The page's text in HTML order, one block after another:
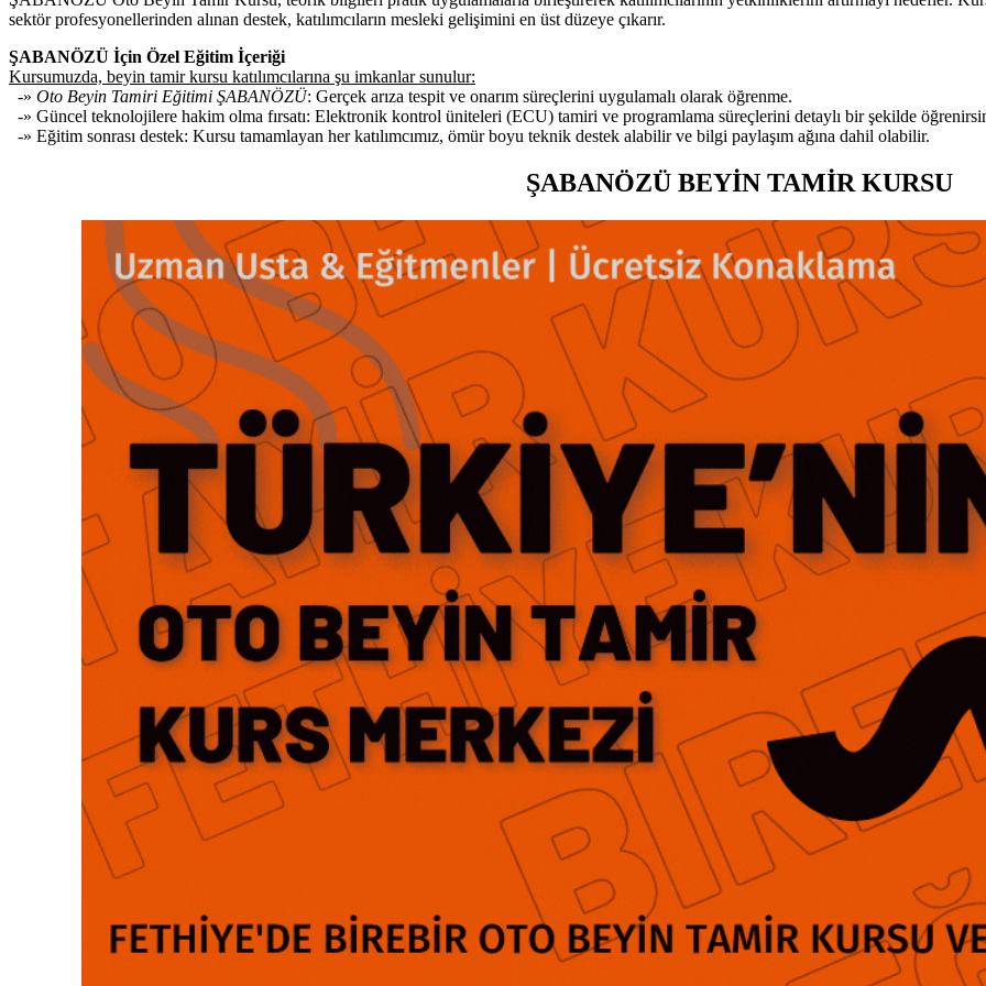
sektör profesyonellerinden alınan destek, katılımcıların mesleki gelişimini en üst düzeye çıkarır.
ŞABANÖZÜ İçin Özel Eğitim İçeriği
Kursumuzda, beyin tamir kursu katılımcılarına şu imkanlar sunulur:
-» Oto Beyin Tamiri Eğitimi ŞABANÖZÜ: Gerçek arıza tespit ve onarım süreçlerini uygulamalı olarak öğrenme.
-» Güncel teknolojilere hakim olma fırsatı: Elektronik kontrol üniteleri (ECU) tamiri ve programlama süreçlerini detaylı bir şekilde
-» Eğitim sonrası destek: Kursu tamamlayan her katılımcımız, ömür boyu teknik destek alabilir ve bilgi paylaşım ağına dahil olabilir.
ŞABANÖZÜ BEYİN TAMİR KURSU